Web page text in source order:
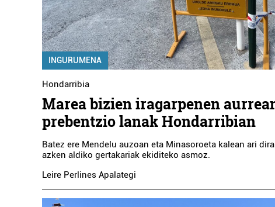
INGURUMENA
Hondarribia
Marea bizien iragarpenen
prebentzio lanak Hondarribian
Batez ere Mendelu auzoan eta Minasoroeta kalean ari
azken aldiko gertakariak ekiditeko asmoz.
Leire Perlines Apalategi